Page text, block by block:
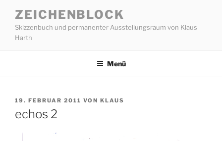
Inhalt
springen
ZEICHENBLOCK
Skizzenbuch und permanenter Ausstellungsraum von Klaus
Harth
Menü
VERÖFFENTLICHT
19. FEBRUAR 2011 VON KLAUS
echos 2